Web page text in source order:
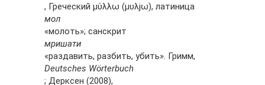
, Греческий μύλλω (μυλjω), латиница
мол
«молоть»; санскрит
мришати
«раздавить, разбить, убить». Гримм,
Deutsches Wörterbuch
; Дерксен (2008),